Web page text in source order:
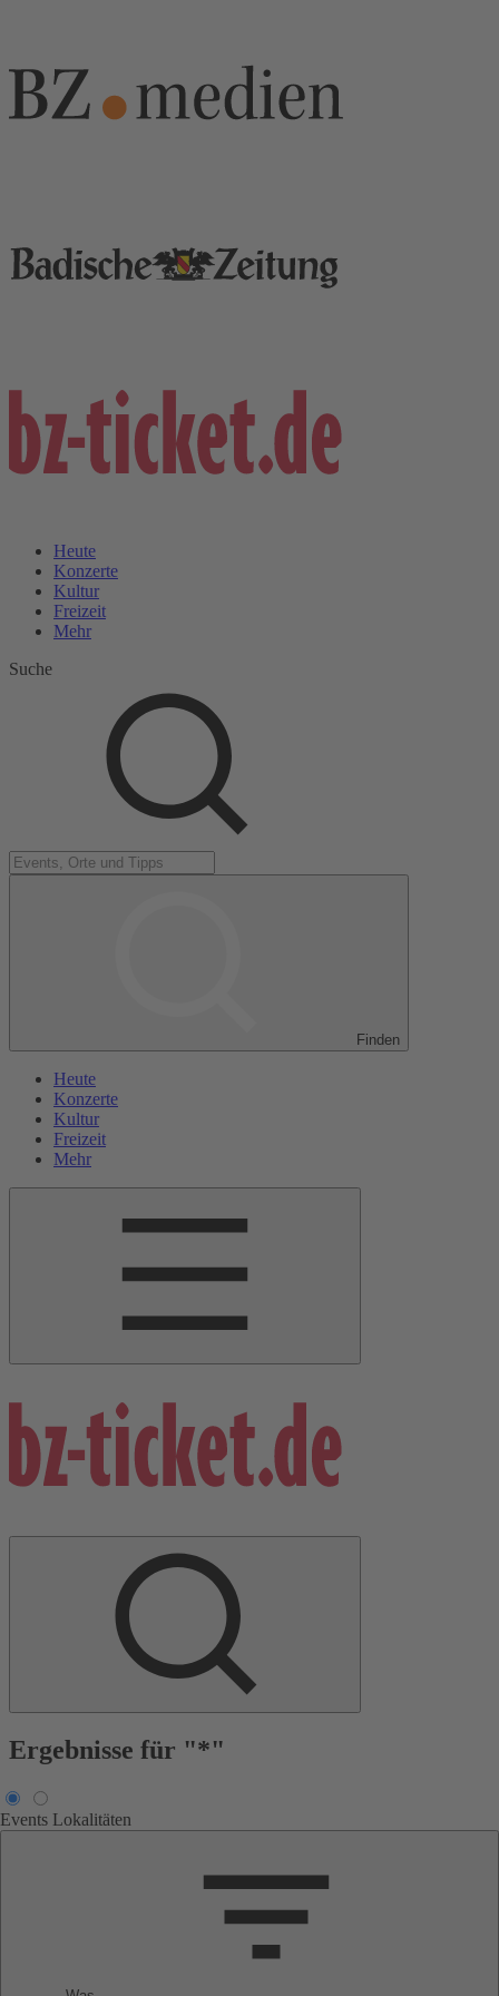
Heute
Konzerte
Kultur
Freizeit
Mehr
Suche
Finden
Heute
Konzerte
Kultur
Freizeit
Mehr
Ergebnisse für "*"
Events Lokalitäten